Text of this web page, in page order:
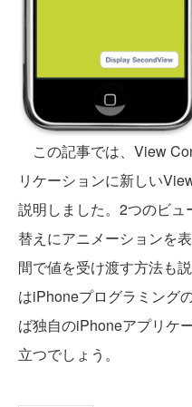
この記事では、View
リケーションに新しい
説明しました。2つのビュ
替えにアニメーションを
間で値を受け渡す方法も
はiPhoneプログラミング
ば独自のiPhoneアプリケ
立つでしょう。